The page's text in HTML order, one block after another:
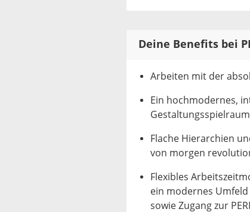
Deine Benefits bei
Arbeiten mit der
Ein hochmodernes,
Flache Hierarchien
von morgen
Flexibles
ein modernes
sowie Zugang zur